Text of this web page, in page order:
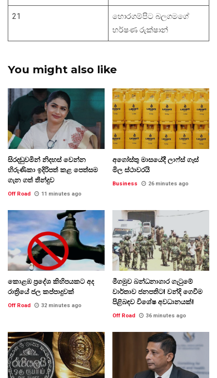
21
හොරගම්පිට බලගමගේ
හර්ෂණ රුක්ෂාන්
You might also like
සිරදඬුවමින් නිදහස් වෙන්න
හිරුණිකා ඉදිරිපත් කළ පෙත්සම
ගැන ගත් තීන්දුව
Off Road 11 minutes ago
අගෝස්තු මාසයේදී ලාෆ්ස් ගෑස්
මිල ස්ථාවරයි
Business 26 minutes ago
කොළඹ ප්‍රදේශ කිහිපයකට අද
රාත්‍රියේ ජල කප්පාදුවක්
Off Road 32 minutes ago
මීගමුව බන්ධනාගාර ගැටුමේ
වාර්තාව ජනපතිට! වන්දි ගෙවීම
පිළිබඳව විශේෂ අවධානයක්!
Off Road 36 minutes ago